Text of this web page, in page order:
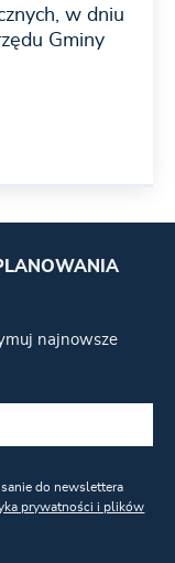
w dniu
Gminy
najnowsze
do newslettera
prywatności i plików